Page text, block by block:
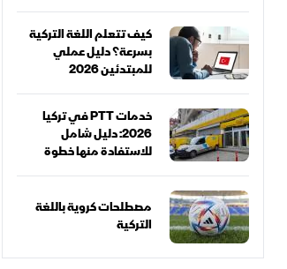
كيف تتعلم اللغة التركية
بسرعة؟ دليل عملي
للمبتدئين 2026
خدمات PTT في تركيا
2026: دليل شامل
للاستفادة منها خطوة
مصطلحات كروية باللغة
التركية